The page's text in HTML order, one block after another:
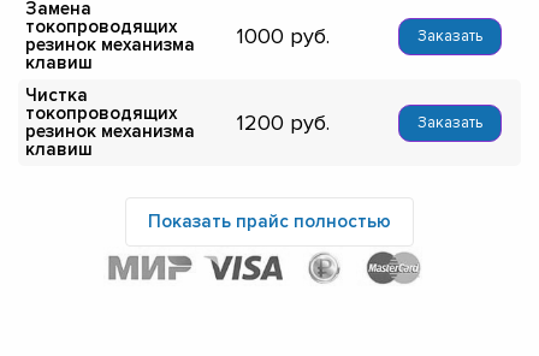
Замена
токопроводящих
резинок механизма
клавиш
1000 Заказать
Чистка
токопроводящих
резинок механизма
клавиш
1200 Заказать
Показать прайс полностью